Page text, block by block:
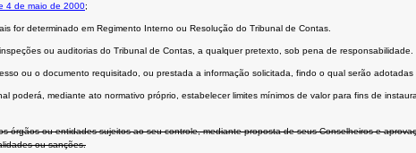
4 de maio de 2000;
for determinado em Regimento Interno ou Resolução do Tribunal de Contas.
ou auditorias do Tribunal de Contas, a qualquer pretexto, sob pena de responsabilidade.
ou o documento requisitado, ou prestada a informação solicitada, findo o qual serão adotadas
poderá, mediante ato normativo próprio, estabelecer limites mínimos de valor para fins de
órgãos ou entidades sujeitos ao seu controle, mediante proposta de seus Conselheiros e
ou sanções.